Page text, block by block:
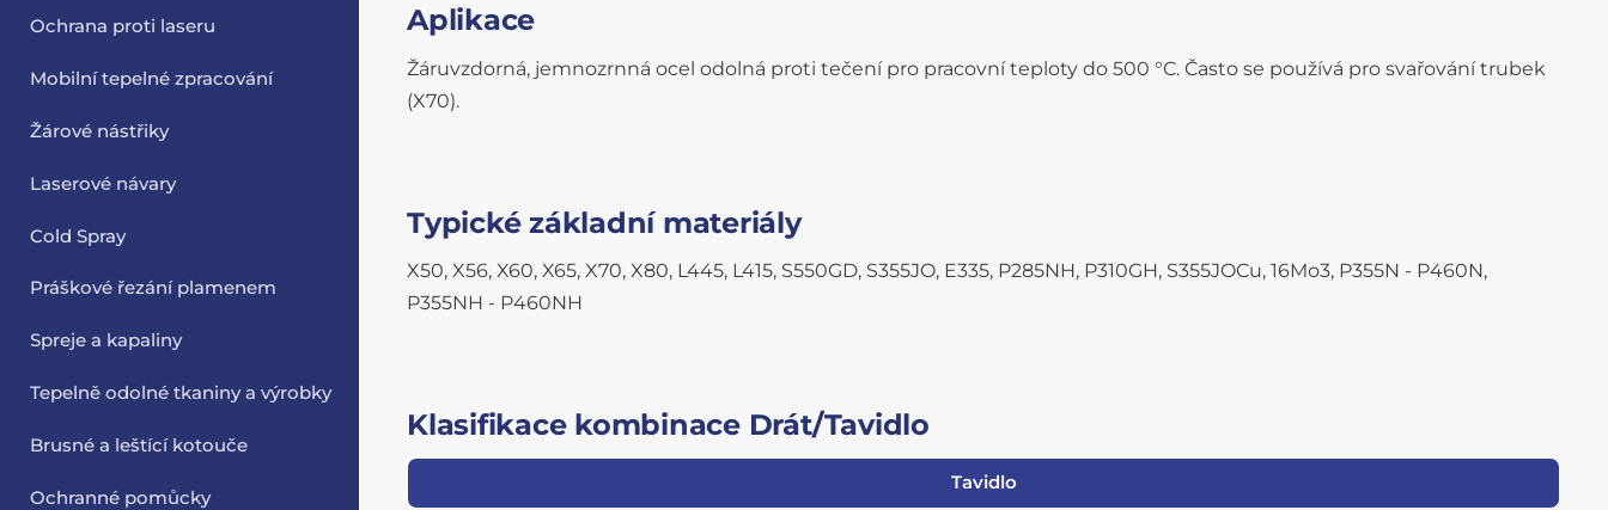
Ochrana proti laseru
Mobilní tepelné zpracování
Žárové nástřiky
Laserové návary
Cold Spray
Práškové řezání plamenem
Spreje a kapaliny
Tepelně odolné tkaniny a výrobky
Brusné a leštící kotouče
Ochranné pomůcky
Aplikace
Žáruvzdorná, jemnozrnná ocel odolná proti tečení pro pracovní teploty do 500 °C. Často se používá pro svařování trubek
(X70).
Typické základní materiály
X50, X56, X60, X65, X70, X80, L445, L415, S550GD, S355JO, E335, P285NH, P310GH, S355JOCu, 16Mo3, P355N - P460N,
P355NH - P460NH
Klasifikace kombinace Drát/Tavidlo
Tavidlo